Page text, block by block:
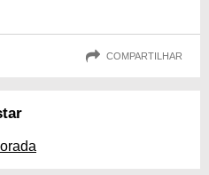
COMPARTILHAR